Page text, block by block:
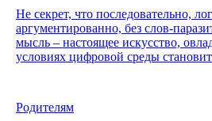
Не секрет, что последовательно,
аргументированно, без слов-
мысль – настоящее искусство,
условиях цифровой среды
Родителям